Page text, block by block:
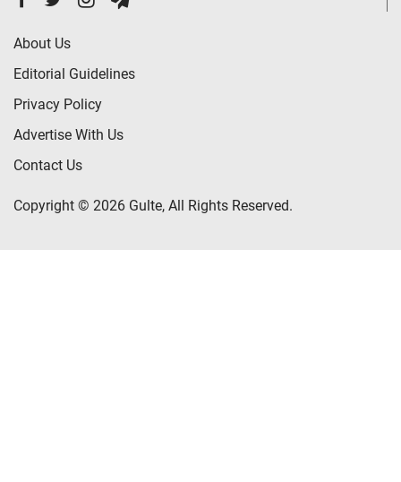
About Us
Editorial Guidelines
Privacy Policy
Advertise With Us
Contact Us
Copyright © 2026 Gulte, All Rights Reserved.